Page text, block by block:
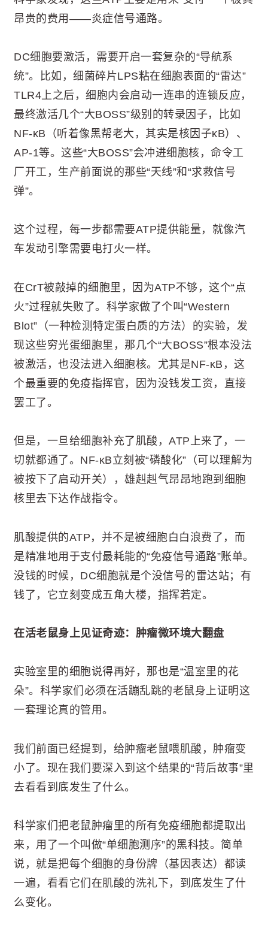
昂贵的费用——炎症信号通路。
DC细胞要激活，需要开启一套复杂的“导航系
统”。比如，细菌碎片LPS粘在细胞表面的“雷达”
TLR4上之后，细胞内会启动一连串的连锁反应，
最终激活几个“大BOSS”级别的转录因子，比如
NF-κB（听着像黑帮老大，其实是核因子κB）、
AP-1等。这些“大BOSS”会冲进细胞核，命令工
厂开工，生产前面说的那些“天线”和“求救信号
弹”。
这个过程，每一步都需要ATP提供能量，就像汽
车发动引擎需要电打火一样。
在CrT被敲掉的细胞里，因为ATP不够，这个“点
火”过程就失败了。科学家做了个叫“Western
Blot”（一种检测特定蛋白质的方法）的实验，发
现这些穷光蛋细胞里，那几个“大BOSS”根本没法
被激活，也没法进入细胞核。尤其是NF-κB，这
个最重要的免疫指挥官，因为没钱发工资，直接
罢工了。
但是，一旦给细胞补充了肌酸，ATP上来了，一
切就都通了。NF-κB立刻被“磷酸化”（可以理解为
被按下了启动开关），雄赳赳气昂昂地跑到细胞
核里去下达作战指令。
肌酸提供的ATP，并不是被细胞白白浪费了，而
是精准地用于支付最耗能的“免疫信号通路”账单。
没钱的时候，DC细胞就是个没信号的雷达站；有
钱了，它立刻变成五角大楼，指挥若定。
在活老鼠身上见证奇迹：肿瘤微环境大翻盘
实验室里的细胞说得再好，那也是“温室里的花
朵”。科学家们必须在活蹦乱跳的老鼠身上证明这
一套理论真的管用。
我们前面已经提到，给肿瘤老鼠喂肌酸，肿瘤变
小了。现在我们要深入到这个结果的“背后故事”里
去看看到底发生了什么。
科学家们把老鼠肿瘤里的所有免疫细胞都提取出
来，用了一个叫做“单细胞测序”的黑科技。简单
说，就是把每个细胞的身份牌（基因表达）都读
一遍，看看它们在肌酸的洗礼下，到底发生了什
么变化。